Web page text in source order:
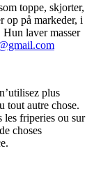
toppe, skjorter,
op på markeder, i
laver masser
plus
tout autre chose.
les friperies ou sur
choses